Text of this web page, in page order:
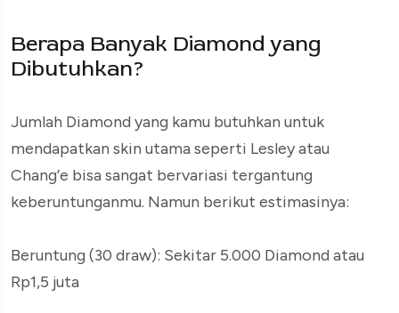
Berapa Banyak Diamond yang
Dibutuhkan?
Jumlah Diamond yang kamu butuhkan untuk
mendapatkan skin utama seperti Lesley atau
Chang’e bisa sangat bervariasi tergantung
keberuntunganmu. Namun berikut estimasinya:
Beruntung (30 draw): Sekitar 5.000 Diamond atau
Rp1,5 juta